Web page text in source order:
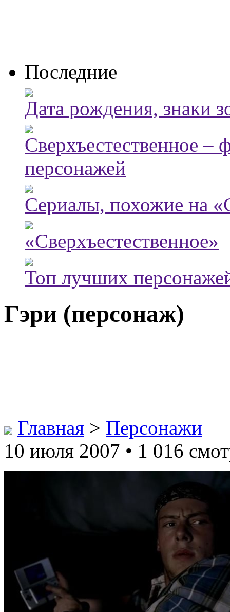
Последние
Дата рождения, знаки
Сверхъестественное
персонажей
Сериалы, похожие на
«Сверхъестественное»
Топ лучших
Гэри (персонаж)
Главная > Персонажи
10 июля 2007 • 1 016